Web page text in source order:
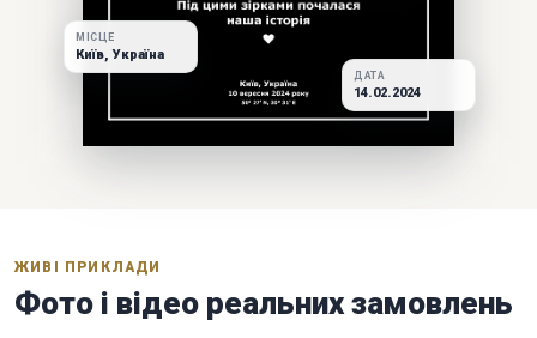
МІСЦЕ
Київ, Україна
ДАТА
14.02.2024
ЖИВІ ПРИКЛАДИ
Фото і відео реальних замовлень